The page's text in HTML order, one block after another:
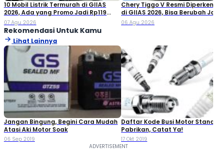
10 Mobil Listrik Termurah di GIIAS
2026, Ada yang Promo Jadi Rp119
Jutaan!
07 Agu 2026
Chery Tiggo V Resmi
di GIIAS 2026, Bisa Berubah
Double Cabin
06 Agu 2026
Rekomendasi Untuk Kamu
Lihat Lainnya
Jangan Bingung, Begini Cara Mudah
Atasi Aki Motor Soak
06 Sep 2019
Daftar Kode Busi Motor
Pabrikan, Catat Ya!
17 Okt 2019